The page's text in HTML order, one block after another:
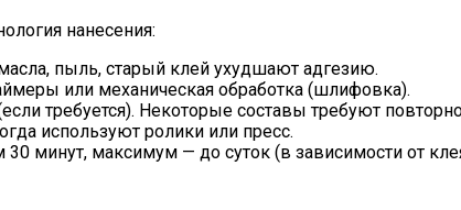
нанесения:
пыль, старый клей ухудшают адгезию.
или механическая обработка (шлифовка).
требуется). Некоторые составы требуют
используют ролики или пресс.
минут, максимум — до суток (в зависимости от